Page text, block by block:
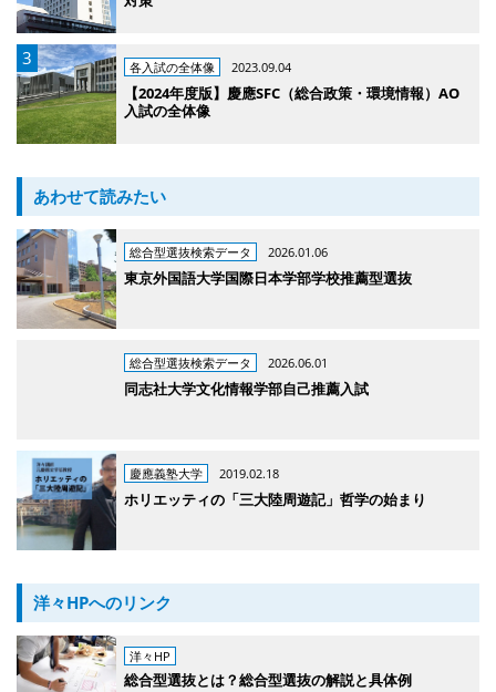
各入試の全体像 2023.09.04
【2024年度版】慶應SFC（総合政策・環境情報）AO
入試の全体像
あわせて読みたい
総合型選抜検索データ 2026.01.06
東京外国語大学国際日本学部学校推薦型選抜
総合型選抜検索データ 2026.06.01
同志社大学文化情報学部自己推薦入試
慶應義塾大学 2019.02.18
ホリエッティの「三大陸周遊記」哲学の始まり
洋々HPへのリンク
洋々HP
総合型選抜とは？総合型選抜の解説と具体例